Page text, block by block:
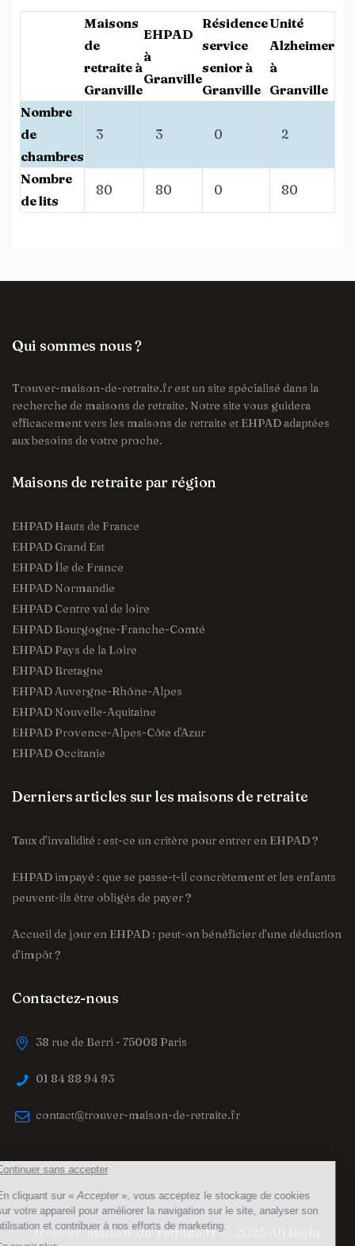
Maisons
de
retraite à
Granville
EHPAD
à
Granville
Résidence
service
senior à
Granville
Unité
Alzheimer
à
Granville
Nombre
de
chambres
3 3 0 2
Nombre
de lits
80 80 0 80
Qui sommes nous ?
Trouver-maison-de-retraite.fr est un site spécialisé dans la
recherche de maisons de retraite. Notre site vous guidera
efficacement vers les maisons de retraite et EHPAD adaptées
aux besoins de votre proche.
Maisons de retraite par région
EHPAD Hauts de France
EHPAD Grand Est
EHPAD Île de France
EHPAD Normandie
EHPAD Centre val de loire
EHPAD Bourgogne-Franche-Comté
EHPAD Pays de la Loire
EHPAD Bretagne
EHPAD Auvergne-Rhône-Alpes
EHPAD Nouvelle-Aquitaine
EHPAD Provence-Alpes-Côte d'Azur
EHPAD Occitanie
Derniers articles sur les maisons de retraite
Taux d’invalidité : est-ce un critère pour entrer en EHPAD ?
EHPAD impayé : que se passe-t-il concrètement et les enfants
peuvent-ils être obligés de payer ?
Accueil de jour en EHPAD : peut-on bénéficier d’une déduction
d’impôt ?
Contactez-nous
38 rue de Berri - 75008 Paris
01 84 88 94 93
contact@trouver-maison-de-retraite.fr
trouver-maison-de-retraite.fr© 2023 All Right